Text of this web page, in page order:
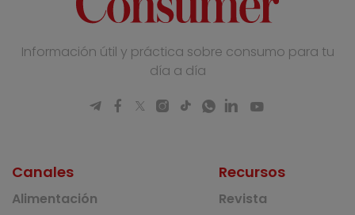
Información útil y práctica sobre consumo para tu
día a día
Canales
Alimentación
Recursos
Revista